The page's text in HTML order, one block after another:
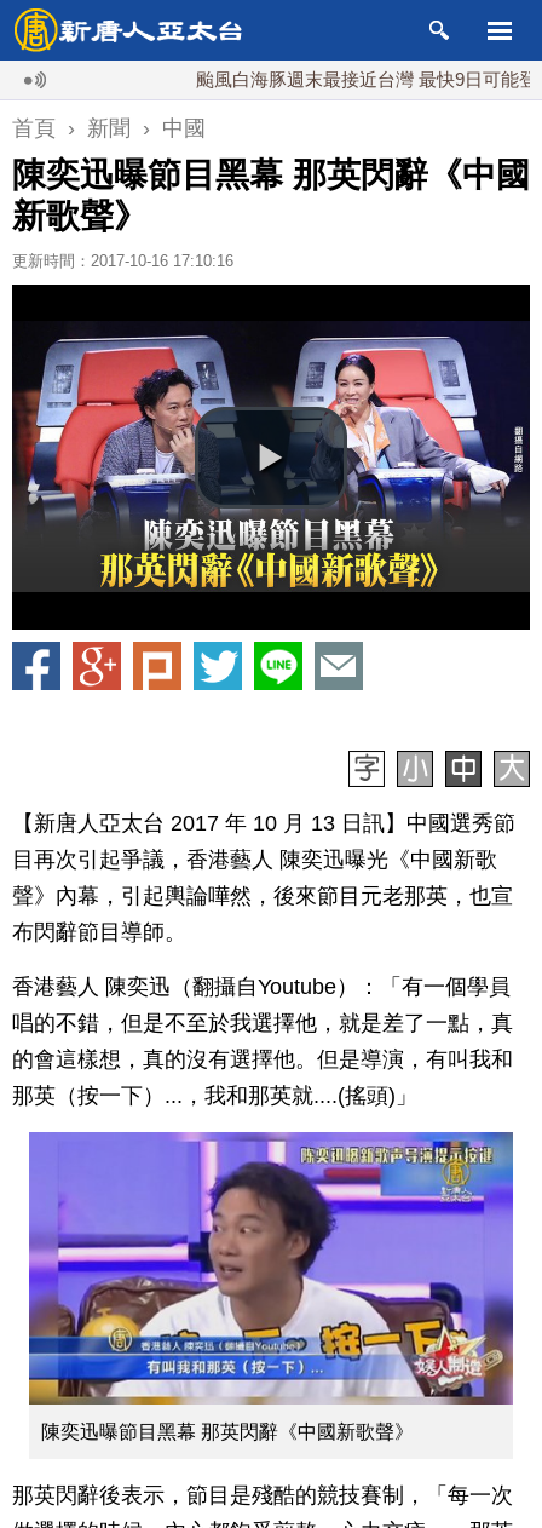
颱風白海豚週末最接近台灣 最快9日可能登陸中國
首頁 › 新聞 › 中國
陳奕迅曝節目黑幕 那英閃辭《中國
新歌聲》
更新時間：2017-10-16 17:10:16
【新唐人亞太台 2017 年 10 月 13 日訊】中國選秀節
目再次引起爭議，香港藝人 陳奕迅曝光《中國新歌
聲》內幕，引起輿論嘩然，後來節目元老那英，也宣
布閃辭節目導師。
香港藝人 陳奕迅（翻攝自Youtube）：「有一個學員
唱的不錯，但是不至於我選擇他，就是差了一點，真
的會這樣想，真的沒有選擇他。但是導演，有叫我和
那英（按一下）...，我和那英就....(搖頭)」
陳奕迅曝節目黑幕 那英閃辭《中國新歌聲》
那英閃辭後表示，節目是殘酷的競技賽制，「每一次